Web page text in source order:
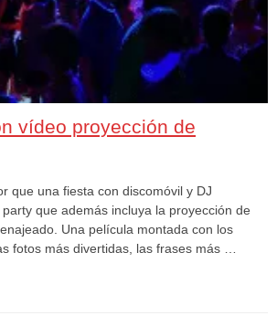
vídeo proyección de
que una fiesta con discomóvil y DJ
que además incluya la proyección de
Una película montada con los
fotos más divertidas, las frases más …